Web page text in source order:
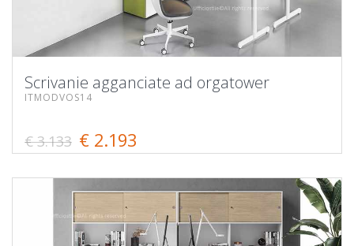
Scrivanie agganciate ad orgatower
ITMODVOS14
€ 3.133 € 2.193